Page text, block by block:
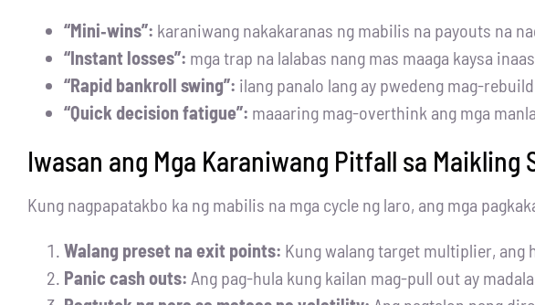
“Mini‑wins”: karaniwang nakakaranas ng mabilis na payouts na
“Instant losses”: mga trap na lalabas nang mas maaga kaysa
“Rapid bankroll swing”: ilang panalo lang ay pwedeng mag-
“Quick decision fatigue”: maaaring mag-overthink ang mga
Iwasan ang Mga Karaniwang Pitfall sa Maikling
Kung nagpapatakbo ka ng mabilis na mga cycle ng laro, ang mga
Walang preset na exit points: Kung walang target multiplier, ang
Panic cash outs: Ang pag-hula kung kailan mag-pull out ay